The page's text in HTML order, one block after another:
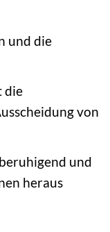
und die
die
von
und
heraus